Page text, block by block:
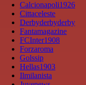
Calcionapoli1926
Cittaceleste
Derbyderbyderby
Fantamagazine
FCInter1908
Forzaroma
Golssip
Hellas1903
Ilmilanista